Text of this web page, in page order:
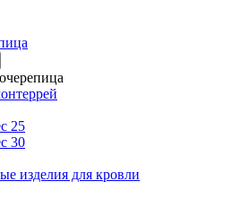
25
30
изделия для кровли